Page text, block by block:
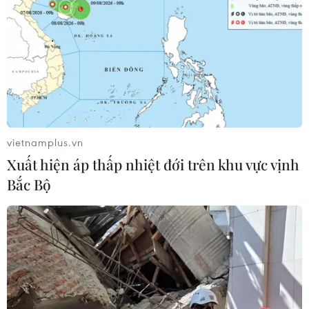
vietnamplus.vn
Xuất hiện áp thấp nhiệt đới trên khu vực vịnh
Bắc Bộ